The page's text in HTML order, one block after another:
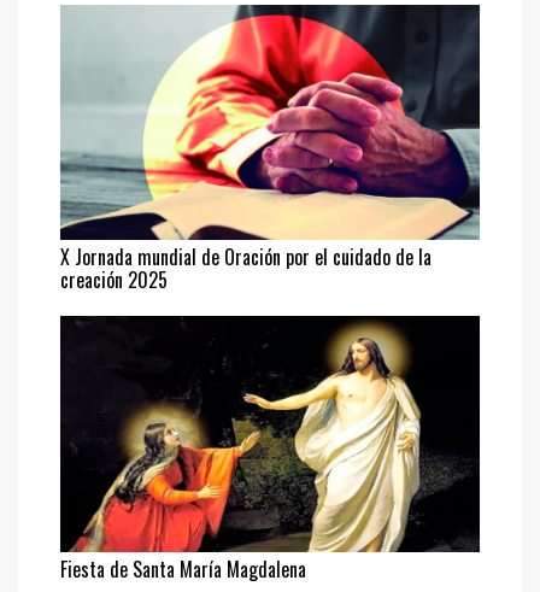
X Jornada mundial de Oración por el cuidado de la
creación 2025
Fiesta de Santa María Magdalena